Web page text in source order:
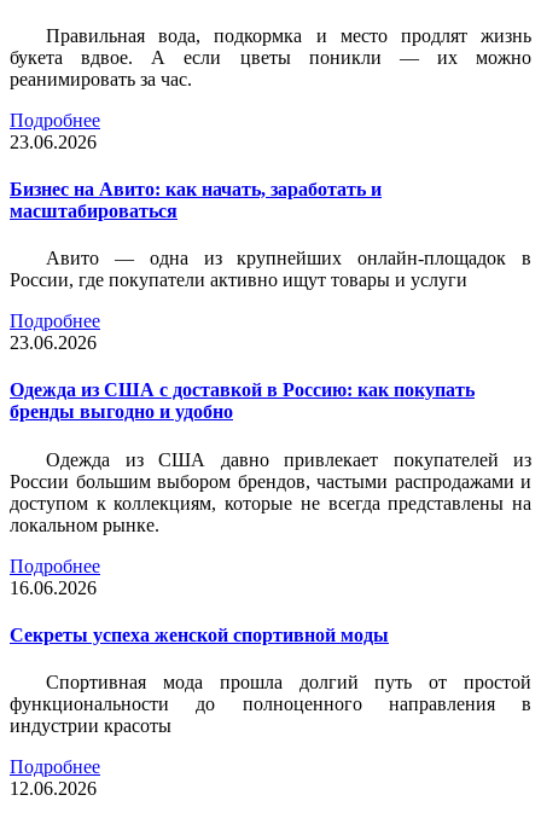
Правильная вода, подкормка и место продлят жизнь
букета вдвое. А если цветы поникли — их можно
реанимировать за час.
Подробнее
23.06.2026
Бизнес на Авито: как начать, заработать и
масштабироваться
Авито — одна из крупнейших онлайн-площадок в
России, где покупатели активно ищут товары и услуги
Подробнее
23.06.2026
Одежда из США с доставкой в Россию: как покупать
бренды выгодно и удобно
Одежда из США давно привлекает покупателей из
России большим выбором брендов, частыми распродажами и
доступом к коллекциям, которые не всегда представлены на
локальном рынке.
Подробнее
16.06.2026
Секреты успеха женской спортивной моды
Спортивная мода прошла долгий путь от простой
функциональности до полноценного направления в
индустрии красоты
Подробнее
12.06.2026